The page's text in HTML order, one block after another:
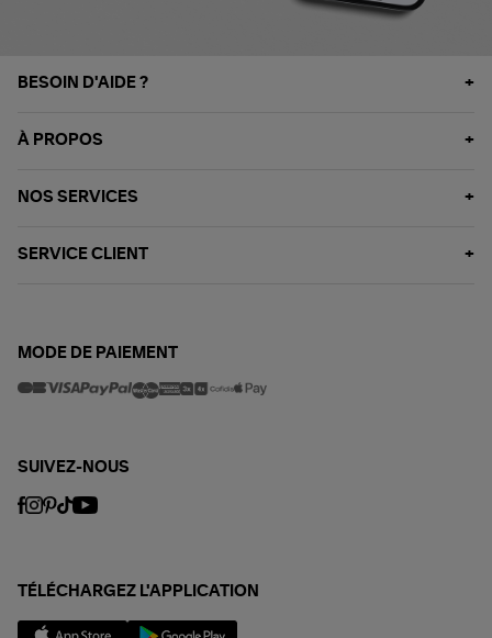
BESOIN D'AIDE ?
À PROPOS
NOS SERVICES
SERVICE CLIENT
MODE DE PAIEMENT
SUIVEZ-NOUS
TÉLÉCHARGEZ L'APPLICATION